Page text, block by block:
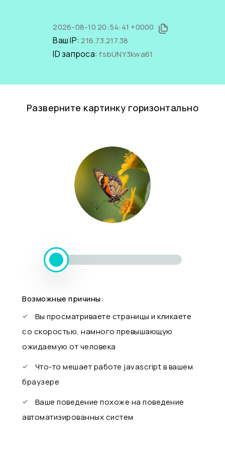
2026-08-10 20:54:41 +0000
Ваш IP:216.73.217.38
ID запроса:fsbUNY3kwa61
Разверните картинку горизонтально
Возможные причины:
Вы просматриваете страницы и кликаете
со скоростью, намного превышающую
ожидаемую от человека
Что-то мешает работе javascript в вашем
браузере
Ваше поведение похоже на поведение
автоматизированных систем